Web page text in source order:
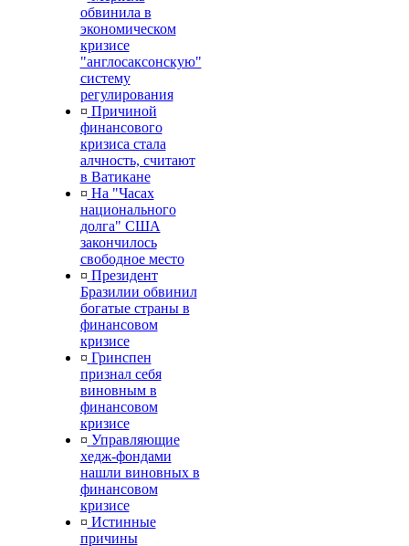
обвинила в
экономическом
кризисе
"англосаксонскую"
систему
регулирования
¤ Причиной
финансового
кризиса стала
алчность, считают
в Ватикане
¤ На "Часах
национального
долга" США
закончилось
свободное место
¤ Президент
Бразилии обвинил
богатые страны в
финансовом
кризисе
¤ Гринспен
признал себя
виновным в
финансовом
кризисе
¤ Управляющие
хедж-фондами
нашли виновных в
финансовом
кризисе
¤ Истинные
причины